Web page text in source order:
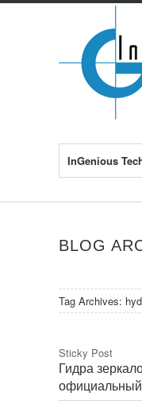
InGenious
BLOG
Tag Archives:
Sticky Post
Гидра
официальный